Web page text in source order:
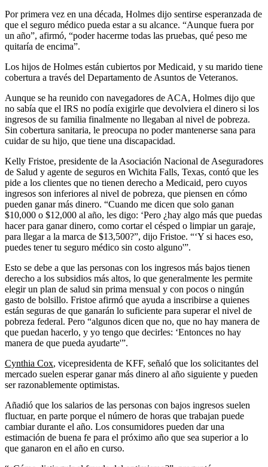
Por primera vez en una década, Holmes dijo sentirse esperanzada de
que el seguro médico pueda estar a su alcance. “Aunque fuera por
un año”, afirmó, “poder hacerme todas las pruebas, qué peso me
quitaría de encima”.
Los hijos de Holmes están cubiertos por Medicaid, y su marido tiene
cobertura a través del Departamento de Asuntos de Veteranos.
Aunque se ha reunido con navegadores de ACA, Holmes dijo que
no sabía que el IRS no podía exigirle que devolviera el dinero si los
ingresos de su familia finalmente no llegaban al nivel de pobreza.
Sin cobertura sanitaria, le preocupa no poder mantenerse sana para
cuidar de su hijo, que tiene una discapacidad.
Kelly Fristoe, presidente de la Asociación Nacional de Aseguradores
de Salud y agente de seguros en Wichita Falls, Texas, contó que les
pide a los clientes que no tienen derecho a Medicaid, pero cuyos
ingresos son inferiores al nivel de pobreza, que piensen en cómo
pueden ganar más dinero. “Cuando me dicen que solo ganan
$10,000 o $12,000 al año, les digo: ‘Pero ¿hay algo más que puedas
hacer para ganar dinero, como cortar el césped o limpiar un garaje,
para llegar a la marca de $13,500?”, dijo Fristoe. “‘Y si haces eso,
puedes tener tu seguro médico sin costo alguno'”.
Esto se debe a que las personas con los ingresos más bajos tienen
derecho a los subsidios más altos, lo que generalmente les permite
elegir un plan de salud sin prima mensual y con pocos o ningún
gasto de bolsillo. Fristoe afirmó que ayuda a inscribirse a quienes
están seguras de que ganarán lo suficiente para superar el nivel de
pobreza federal. Pero “algunos dicen que no, que no hay manera de
que puedan hacerlo, y yo tengo que decirles: ‘Entonces no hay
manera de que pueda ayudarte'”.
Cynthia Cox, vicepresidenta de KFF, señaló que los solicitantes del
mercado suelen esperar ganar más dinero al año siguiente y pueden
ser razonablemente optimistas.
Añadió que los salarios de las personas con bajos ingresos suelen
fluctuar, en parte porque el número de horas que trabajan puede
cambiar durante el año. Los consumidores pueden dar una
estimación de buena fe para el próximo año que sea superior a lo
que ganaron en el año en curso.